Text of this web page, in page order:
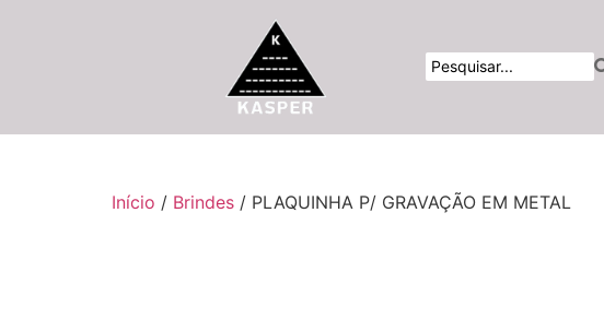
Início / Brindes / PLAQUINHA P/ GRAVAÇÃO EM METAL